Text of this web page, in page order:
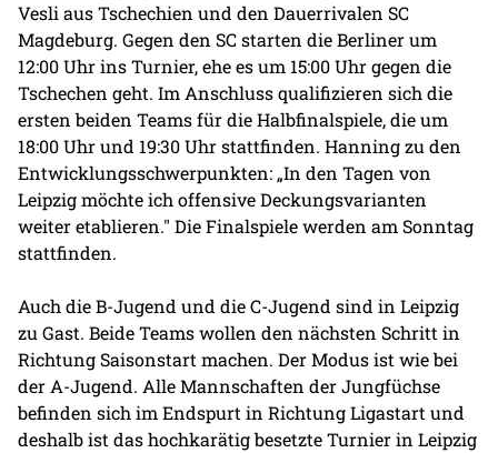
Vesli aus Tschechien und den Dauerrivalen SC
Magdeburg. Gegen den SC starten die Berliner um
12:00 Uhr ins Turnier, ehe es um 15:00 Uhr gegen die
Tschechen geht. Im Anschluss qualifizieren sich die
ersten beiden Teams für die Halbfinalspiele, die um
18:00 Uhr und 19:30 Uhr stattfinden. Hanning zu den
Entwicklungsschwerpunkten: „In den Tagen von
Leipzig möchte ich offensive Deckungsvarianten
weiter etablieren." Die Finalspiele werden am Sonntag
stattfinden.
Auch die B-Jugend und die C-Jugend sind in Leipzig
zu Gast. Beide Teams wollen den nächsten Schritt in
Richtung Saisonstart machen. Der Modus ist wie bei
der A-Jugend. Alle Mannschaften der Jungfüchse
befinden sich im Endspurt in Richtung Ligastart und
deshalb ist das hochkarätig besetzte Turnier in Leipzig